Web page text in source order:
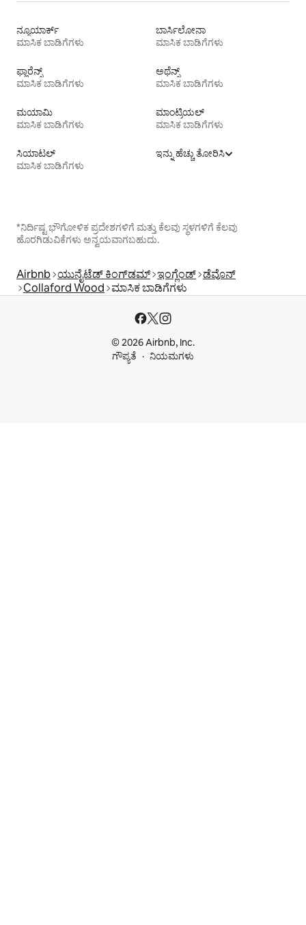
ನ್ಯೂಯಾರ್ಕ್
ಮಾಸಿಕ ಬಾಡಿಗೆಗಳು
ಬಾರ್ಸಿಲೋನಾ
ಮಾಸಿಕ ಬಾಡಿಗೆಗಳು
ಫ್ಲಾರೆನ್ಸ್
ಮಾಸಿಕ ಬಾಡಿಗೆಗಳು
ಅಥೆನ್ಸ್
ಮಾಸಿಕ ಬಾಡಿಗೆಗಳು
ಮಯಾಮಿ
ಮಾಸಿಕ ಬಾಡಿಗೆಗಳು
ಮಾಂಟ್ರಿಯಲ್
ಮಾಸಿಕ ಬಾಡಿಗೆಗಳು
ಸಿಯಾಟಲ್
ಮಾಸಿಕ ಬಾಡಿಗೆಗಳು
ಇನ್ನು ಹೆಚ್ಚು ತೋರಿಸಿ
*ನಿರ್ದಿಷ್ಟ ಭೌಗೋಳಿಕ ಪ್ರದೇಶಗಳಿಗೆ ಮತ್ತು ಕೆಲವು ಸ್ಥಳಗಳಿಗೆ ಕೆಲವು
ಹೊರಗಿಡುವಿಕೆಗಳು ಅನ್ವಯವಾಗಬಹುದು.
Airbnb ಯುನೈಟೆಡ್ ಕಿಂಗ್‌ಡಮ್ ಇಂಗ್ಲೆಂಡ್ ಡೆವೊನ್
Collaford Wood ಮಾಸಿಕ ಬಾಡಿಗೆಗಳು
© 2026 Airbnb, Inc.
ಗೌಪ್ಯತೆ
ನಿಯಮಗಳು